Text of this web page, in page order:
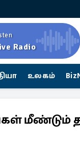
Radio
உலகம்
மீண்டும்